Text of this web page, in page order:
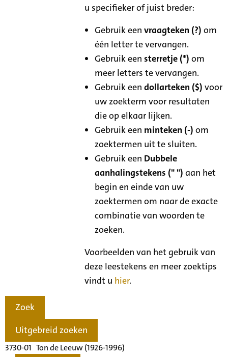
u specifieker of juist breder:
Gebruik eenvraagteken (?) om
één letter te vervangen.
Gebruik eensterretje (*) om
meer letters te vervangen.
Gebruik eendollarteken ($) voor
uw zoekterm voor resultaten
die op elkaar lijken.
Gebruik een minteken (-) om
zoektermen uit te sluiten.
Gebruik een Dubbele
aanhalingstekens (" ") aan het
begin en einde van uw
zoektermen om naar de exacte
combinatie van woorden te
zoeken.
Voorbeelden van het gebruik van
deze leestekens en meer zoektips
vindt u hier.
Zoek
Uitgebreid zoeken
3730-01 Ton de Leeuw (1926-1996)